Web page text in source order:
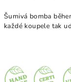
Šumivá bomba
každé koupele tak